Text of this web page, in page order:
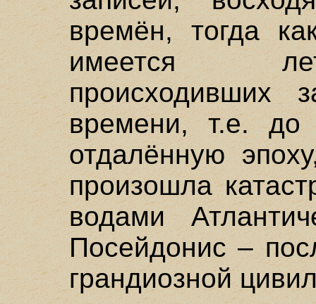
времён, тогда
имеется
времени, т.е.
отдалённую
произошла
водами
Посейдонис –
грандиозной